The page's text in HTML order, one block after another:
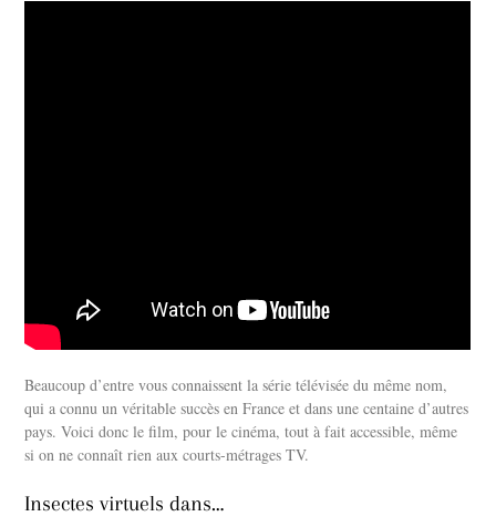
o d
Beaucoup d’entre vous connaissent la série télévisée du même nom,
qui a connu un véritable succès en France et dans une centaine d’autres
pays. Voici donc le film, pour le cinéma, tout à fait accessible, même
si on ne connaît rien aux courts-métrages TV.
Insectes virtuels dans…